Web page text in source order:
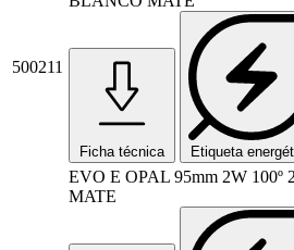
500211
Ficha técnica Etiqueta
EVO E OPAL 95mm 2W 100º
MATE